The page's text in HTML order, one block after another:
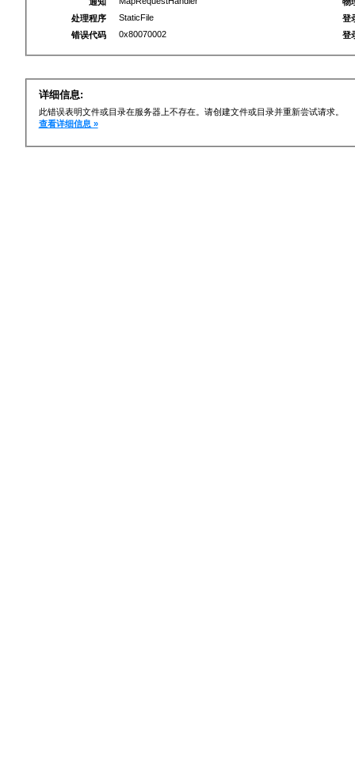
处理程序
StaticFile
错误代码
0x80070002
登
登
详细信息:
此错误表明文件或目录在服务器上不存在。请创建文件或目录并重新尝试请求。
查看详细信息 »